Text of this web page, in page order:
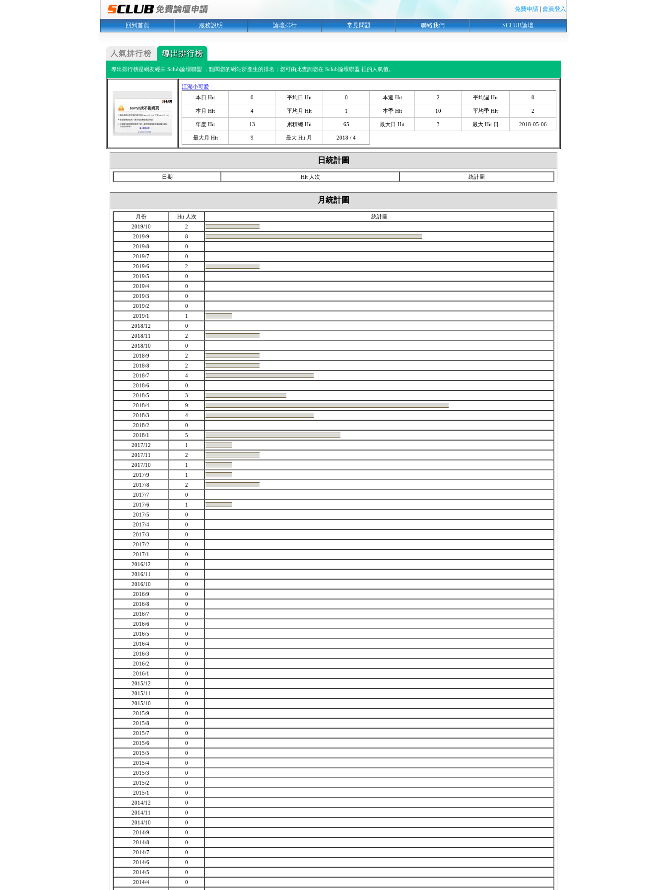
免費申請 會員登入
回到首頁 服務說明 論壇排行 常見問題 聯絡我們 SCLUB論壇
導出排行榜是網友經由 Sclub論壇聯盟 ，點閱您的網站所產生的排名；您可由此查詢您在 Sclub論壇聯盟 裡的人氣值。
江湖小可爱
本日 Hit
0 平均日 Hit 0 本週 Hit 2 平均週 Hit 0
本月 Hit 4 平均月 Hit 1 本季 Hit 10 平均季 Hit 2
年度 Hit 13 累積總 Hit 65 最大日 Hit 3 最大 Hit 日 2018-05-06
最大月 Hit 9 最大 Hit 月 2018 / 4
日統計圖
日期 Hit 人次 統計圖
月統計圖
月份 Hit 人次
統計圖
2019/10
2
2019/9
8
2019/8
0
2019/7
0
2019/6
2
2019/5
0
2019/4
0
2019/3
0
2019/2
0
2019/1
1
2018/12
0
2018/11
2
2018/10
0
2018/9
2
2018/8
2
2018/7
4
2018/6
0
2018/5
3
2018/4
9
2018/3
4
2018/2
0
2018/1
5
2017/12
1
2017/11
2
2017/10
1
2017/9
1
2017/8
2
2017/7
0
2017/6
1
2017/5
0
2017/4
0
2017/3
0
2017/2
0
2017/1
0
2016/12
0
2016/11
0
2016/10
0
2016/9
0
2016/8
0
2016/7
0
2016/6
0
2016/5
0
2016/4
0
2016/3
0
2016/2
0
2016/1
0
2015/12
0
2015/11
0
2015/10
0
2015/9
0
2015/8
0
2015/7
0
2015/6
0
2015/5
0
2015/4
0
2015/3
0
2015/2
0
2015/1
0
2014/12
0
2014/11
0
2014/10
0
2014/9
0
2014/8
0
2014/7
0
2014/6
0
2014/5
0
2014/4
0